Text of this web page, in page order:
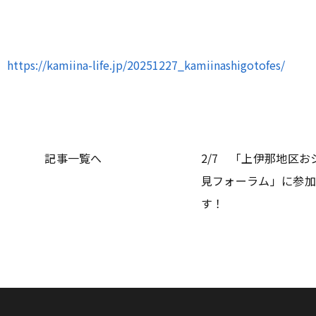
https://kamiina-life.jp/20251227_kamiinashigotofes/
記事一覧へ
2/7 「上伊那地区お
見フォーラム」に参
す！